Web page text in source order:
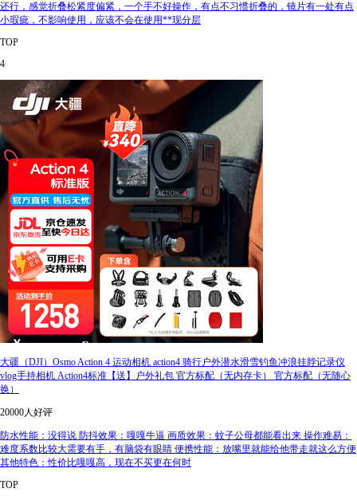
还行，感觉折叠松紧度偏紧，一个手不好操作，有点不习惯折叠的，镜片有一处有点
小瑕疵，不影响使用，应该不会在使用**现分层
TOP
4
大疆（DJI）Osmo Action 4 运动相机 action4 骑行户外潜水滑雪钓鱼冲浪挂脖记录仪
vlog手持相机 Action4标准【送】户外礼包 官方标配（无内存卡） 官方标配（无随心
换）
20000人好评
防水性能：没得说 防抖效果：嘎嘎牛逼 画质效果：蚊子公母都能看出来 操作难易：
难度系数比较大需要有手，有脑袋有眼睛 便携性能：放嘴里就能给他带走就这么方便
其他特色：性价比嘎嘎高，现在不买更在何时
TOP